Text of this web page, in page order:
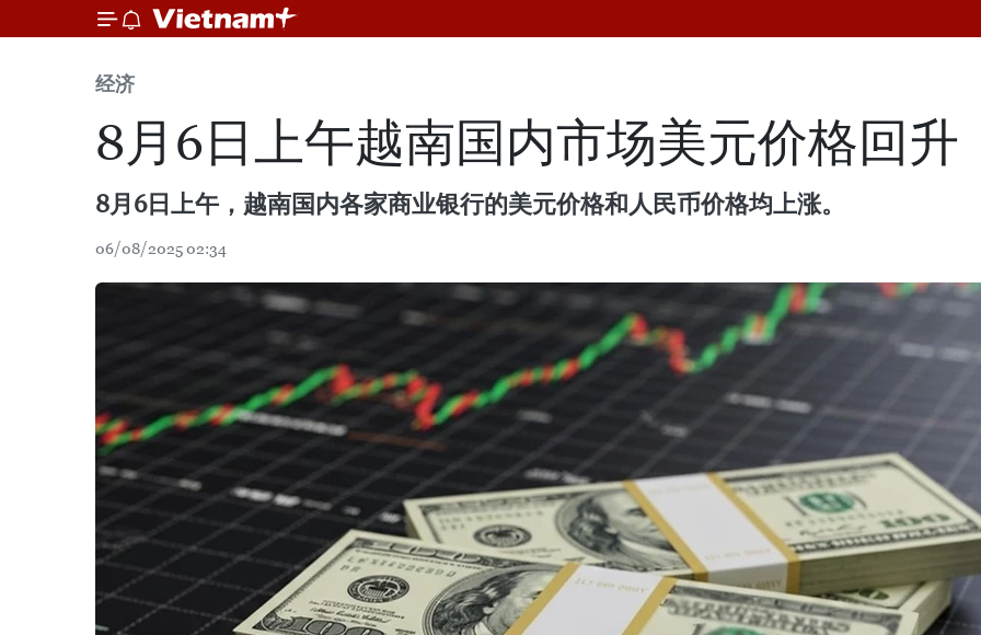
经济
8月6日上午越南国内市场美元价格回升
8月6日上午，越南国内各家商业银行的美元价格和人民币价格均上涨。
06/08/2025 02:34